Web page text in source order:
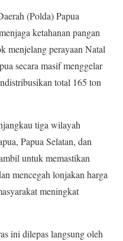
(Polda) Papua
ketahanan pangan
menjelang perayaan Natal
secara masif menggelar
total 165 ton
tiga wilayah
Papua Selatan, dan
untuk memastikan
mencegah lonjakan harga
meningkat
ini dilepas langsung oleh